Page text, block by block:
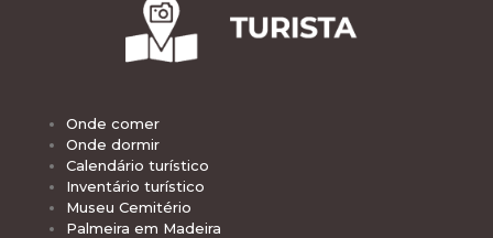
Onde comer
Onde dormir
Calendário turístico
Inventário turístico
Museu Cemitério
Palmeira em Madeira